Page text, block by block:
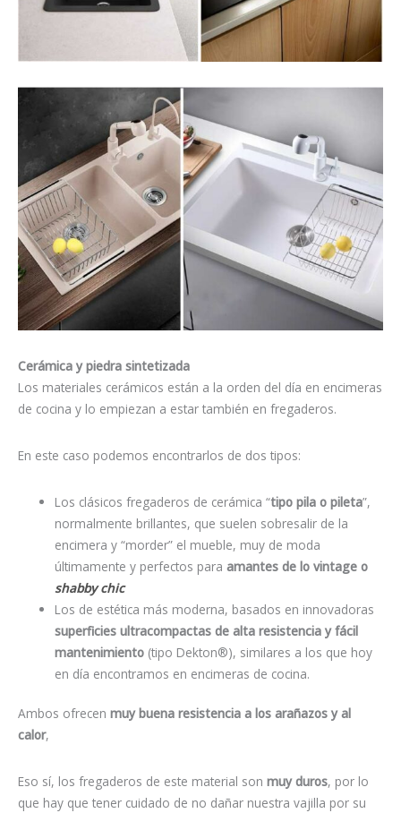
Cerámica y piedra sintetizada
Los materiales cerámicos están a la orden del día en encimeras
de cocina y lo empiezan a estar también en fregaderos.
En este caso podemos encontrarlos de dos tipos:
Los clásicos fregaderos de cerámica “tipo pila o pileta”,
normalmente brillantes, que suelen sobresalir de la
encimera y “morder” el mueble, muy de moda
últimamente y perfectos paraamantes de lo vintage o
shabby chic
Los de estética más moderna, basados en innovadoras
superficies ultracompactas de alta resistencia y fácil
mantenimiento (tipo Dekton®), similares a los que hoy
en día encontramos en encimeras de cocina.
Ambos ofrecen muy buena resistencia a los arañazos y al
calor,
Eso sí, los fregaderos de este material son muy duros, por lo
que hay que tener cuidado de no dañar nuestra vajilla por su